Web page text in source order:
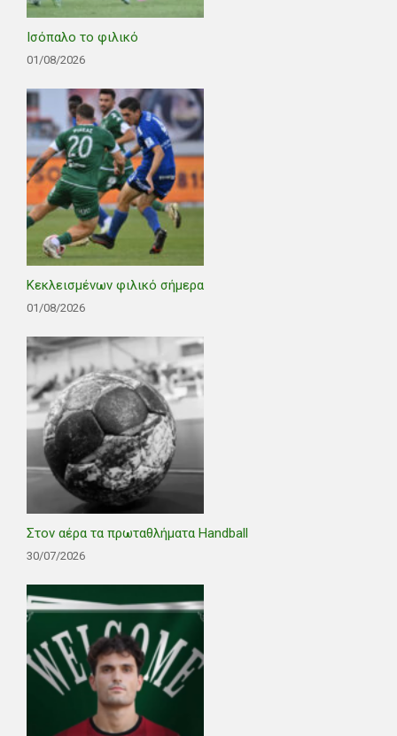
Ισόπαλο το φιλικό
01/08/2026
Κεκλεισμένων φιλικό σήμερα
01/08/2026
Στον αέρα τα πρωταθλήματα Handball
30/07/2026